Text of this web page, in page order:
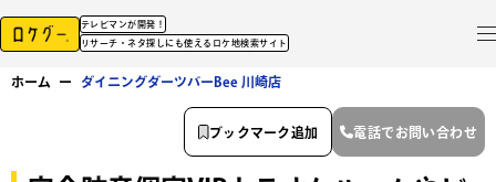
テレビマンが開発！
リサーチ・ネタ探しにも使えるロケ地検索サイト
ホーム ー ダイニングダーツバーBee 川崎店
ブックマーク追加 電話でお問い合わせ